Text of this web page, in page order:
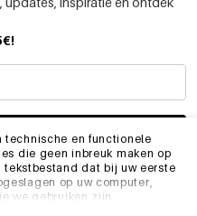
technische en functionele
die geen inbreuk maken op
tekstbestand dat bij uw eerste
op uw computer,
we gebruiken zijn
ME IN